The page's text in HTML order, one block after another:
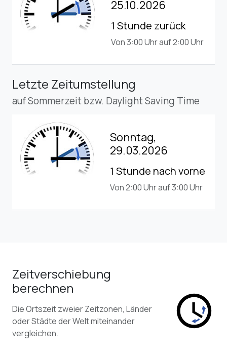
25.10.2026
1 Stunde zurück
Von 3:00 Uhr auf 2:00 Uhr
Letzte Zeitumstellung
auf Sommerzeit bzw. Daylight Saving Time
Sonntag,
29.03.2026
1 Stunde nach vorne
Von 2:00 Uhr auf 3:00 Uhr
Zeitverschiebung
berechnen
Die Ortszeit zweier Zeitzonen, Länder
oder Städte der Welt miteinander
vergleichen.